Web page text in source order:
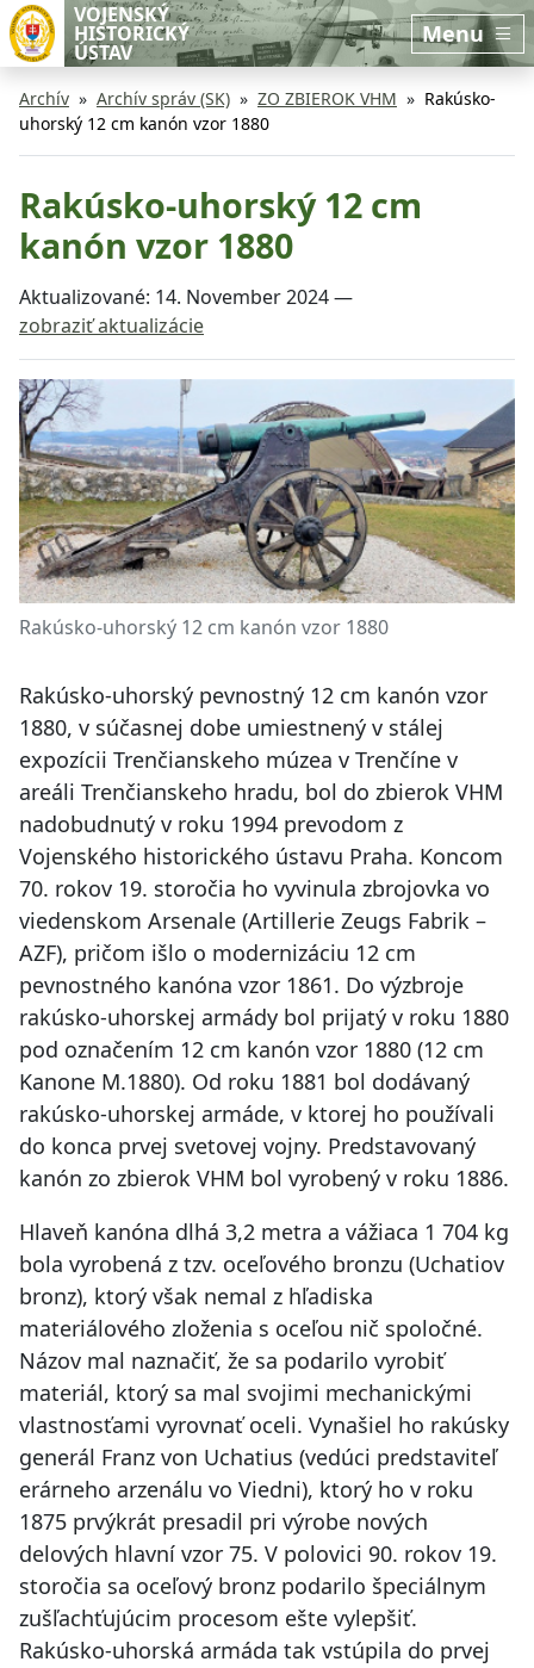
Preskočiť na hlavný obsah
Preskočiť na bočnú lištu
VOJENSKÝ
HISTORICKÝ
ÚSTAV
Menu
Archív Archív správ (SK) ZO ZBIEROK VHM
Rakúsko-
uhorský 12 cm kanón vzor 1880
Rakúsko-uhorský 12 cm
kanón vzor 1880
Aktualizované: 14. November 2024—
zobraziť aktualizácie
Rakúsko-uhorský 12 cm kanón vzor 1880
Rakúsko-uhorský pevnostný 12 cm kanón vzor
1880, v súčasnej dobe umiestnený v stálej
expozícii Trenčianskeho múzea v Trenčíne v
areáli Trenčianskeho hradu, bol do zbierok VHM
nadobudnutý v roku 1994 prevodom z
Vojenského historického ústavu Praha. Koncom
70. rokov 19. storočia ho vyvinula zbrojovka vo
viedenskom Arsenale (Artillerie Zeugs Fabrik –
AZF), pričom išlo o modernizáciu 12 cm
pevnostného kanóna vzor 1861. Do výzbroje
rakúsko-uhorskej armády bol prijatý v roku 1880
pod označením 12 cm kanón vzor 1880 (12 cm
Kanone M.1880). Od roku 1881 bol dodávaný
rakúsko-uhorskej armáde, v ktorej ho používali
do konca prvej svetovej vojny. Predstavovaný
kanón zo zbierok VHM bol vyrobený v roku 1886.
Hlaveň kanóna dlhá 3,2 metra a vážiaca 1 704 kg
bola vyrobená z tzv. oceľového bronzu (Uchatiov
bronz), ktorý však nemal z hľadiska
materiálového zloženia s oceľou nič spoločné.
Názov mal naznačiť, že sa podarilo vyrobiť
materiál, ktorý sa mal svojimi mechanickými
vlastnosťami vyrovnať oceli. Vynašiel ho rakúsky
generál Franz von Uchatius (vedúci predstaviteľ
erárneho arzenálu vo Viedni), ktorý ho v roku
1875 prvýkrát presadil pri výrobe nových
delových hlavní vzor 75. V polovici 90. rokov 19.
storočia sa oceľový bronz podarilo špeciálnym
zušľachťujúcim procesom ešte vylepšiť.
Rakúsko-uhorská armáda tak vstúpila do prvej